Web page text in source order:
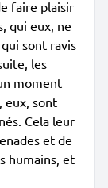
faire plaisir
qui eux, ne
sont ravis
les
moment
eux, sont
Cela leur
et de
humains, et